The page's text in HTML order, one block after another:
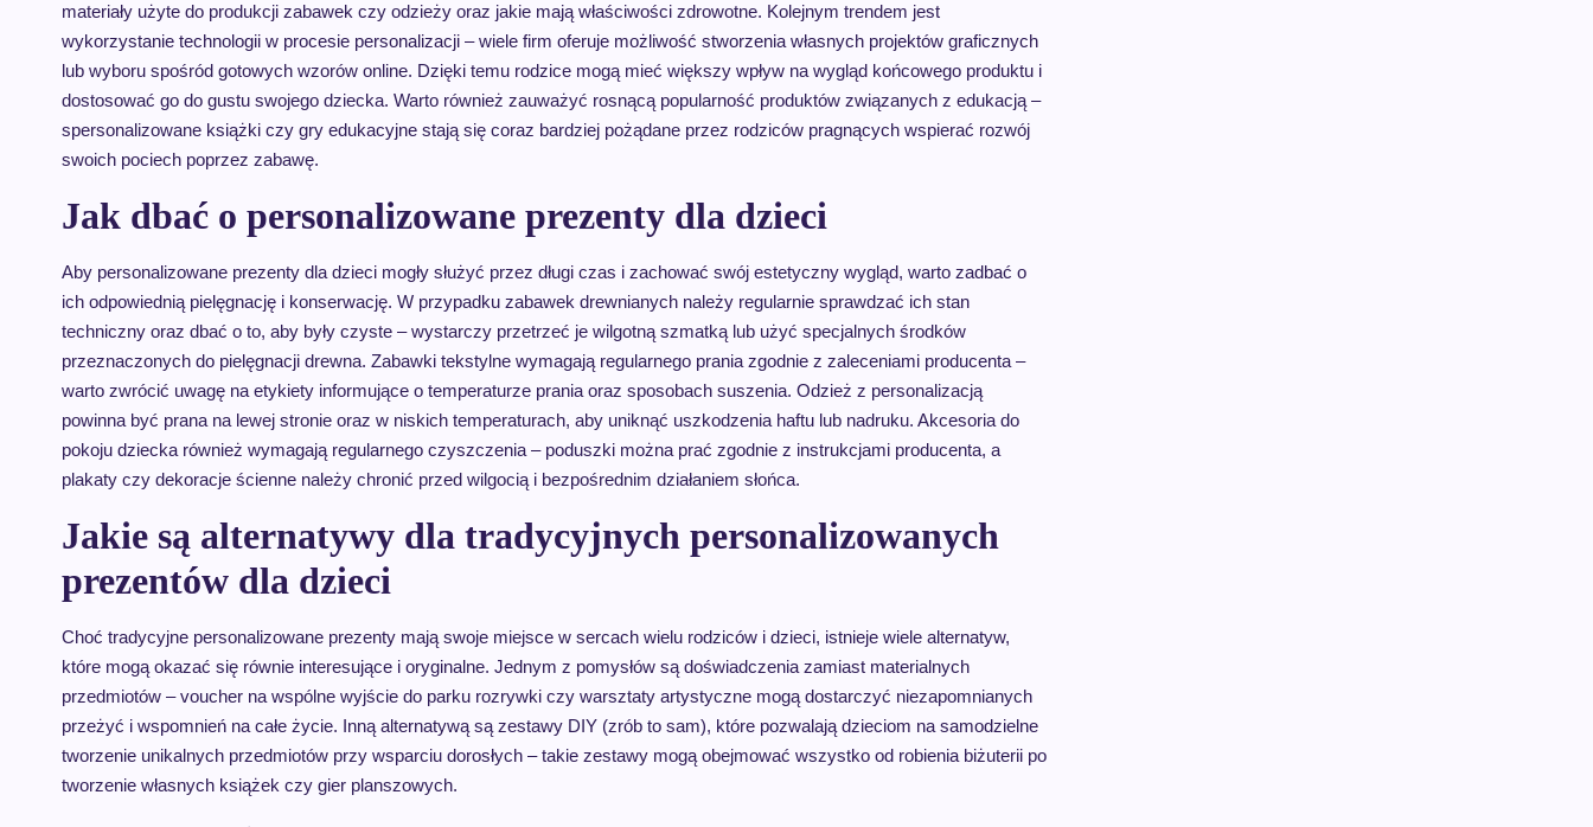
materiały użyte do produkcji zabawek czy odzieży oraz jakie mają właściwości zdrowotne. Kolejnym trendem jest
wykorzystanie technologii w procesie personalizacji – wiele firm oferuje możliwość stworzenia własnych projektów graficznych
lub wyboru spośród gotowych wzorów online. Dzięki temu rodzice mogą mieć większy wpływ na wygląd końcowego produktu i
dostosować go do gustu swojego dziecka. Warto również zauważyć rosnącą popularność produktów związanych z edukacją –
spersonalizowane książki czy gry edukacyjne stają się coraz bardziej pożądane przez rodziców pragnących wspierać rozwój
swoich pociech poprzez zabawę.
Jak dbać o personalizowane prezenty dla dzieci
Aby personalizowane prezenty dla dzieci mogły służyć przez długi czas i zachować swój estetyczny wygląd, warto zadbać o
ich odpowiednią pielęgnację i konserwację. W przypadku zabawek drewnianych należy regularnie sprawdzać ich stan
techniczny oraz dbać o to, aby były czyste – wystarczy przetrzeć je wilgotną szmatką lub użyć specjalnych środków
przeznaczonych do pielęgnacji drewna. Zabawki tekstylne wymagają regularnego prania zgodnie z zaleceniami producenta –
warto zwrócić uwagę na etykiety informujące o temperaturze prania oraz sposobach suszenia. Odzież z personalizacją
powinna być prana na lewej stronie oraz w niskich temperaturach, aby uniknąć uszkodzenia haftu lub nadruku. Akcesoria do
pokoju dziecka również wymagają regularnego czyszczenia – poduszki można prać zgodnie z instrukcjami producenta, a
plakaty czy dekoracje ścienne należy chronić przed wilgocią i bezpośrednim działaniem słońca.
Jakie są alternatywy dla tradycyjnych personalizowanych
prezentów dla dzieci
Choć tradycyjne personalizowane prezenty mają swoje miejsce w sercach wielu rodziców i dzieci, istnieje wiele alternatyw,
które mogą okazać się równie interesujące i oryginalne. Jednym z pomysłów są doświadczenia zamiast materialnych
przedmiotów – voucher na wspólne wyjście do parku rozrywki czy warsztaty artystyczne mogą dostarczyć niezapomnianych
przeżyć i wspomnień na całe życie. Inną alternatywą są zestawy DIY (zrób to sam), które pozwalają dzieciom na samodzielne
tworzenie unikalnych przedmiotów przy wsparciu dorosłych – takie zestawy mogą obejmować wszystko od robienia biżuterii po
tworzenie własnych książek czy gier planszowych.